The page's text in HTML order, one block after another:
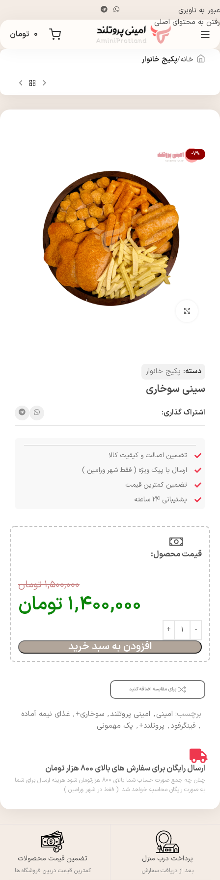
عبور به ناوبری
رفتن به محتوای اصلی
۰ تومان
خانه پکیج خانوار
-7%
دسته: پکیج خانوار
سینی سوخاری
اشتراک گذاری:
تضمین اصالت و کیفیت کالا
ارسال با پیک ویژه ( فقط شهر ورامین )
تضمین کمترین قیمت
پشتیبانی ۲۴ ساعته
قیمت محصول:​
۱,۵۰۰,۰۰۰ تومان
۱,۴۰۰,۰۰۰ تومان
افزودن به سبد خرید
برای مقایسه اضافه کنید
برچسب: امینی, امینی پروتلند, سوخاری+, غذای نیمه آماده
, فینگرفود, پروتلند+, پک مهمونی
ارسال رایگان برای سفارش های بالای 800 هزار تومان
چنان چه جمع صورت حساب شما بالای 800 هزارتومان شود هزینه ارسال برای شما
به صورت رایگان محاسبه خواهد شد. ( فقط در شهر ورامین )
پرداخت درب منزل
بعد از دریافت سفارش
تضمین قیمت محصولات
کمترین قیمت دربین فروشگاه ها